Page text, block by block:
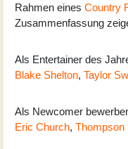
Rahmen eines Country
Zusammenfassung
Als Entertainer des
Blake Shelton, Taylor
Als Newcomer
Eric Church, Thompson